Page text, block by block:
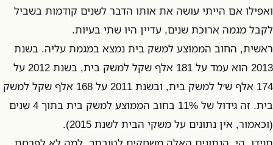
ואפילו אם הייתי עושה את אותו הדבר לשנים קודמות בשביל
לקבל מגמה ארוכת שנים, עדיין היו שתי בעיות.
ראשית, החוב הממוצע למשק בית נמצא במגמת עליה. בשנת
2013 הוא עמד על 181 אלף שקל למשק בית, בשנת 2012 על
174 אלף ש׳ל למשק בית, ובשנת 2011 על 168 אלף שקל למשק
בית. זה גידול של 11% בחוב הממוצע למשק בית בתוך 4 שנים
(וכאמור, אין נתונים על משקי הבית לשנת 2015).